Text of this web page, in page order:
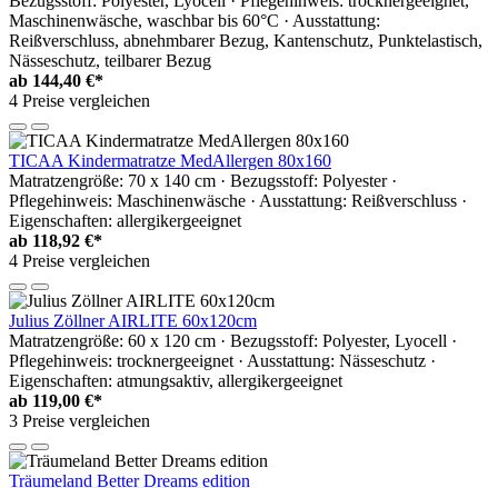
Maschinenwäsche, waschbar bis 60°C · Ausstattung:
Reißverschluss, abnehmbarer Bezug, Kantenschutz, Punktelastisch,
Nässeschutz, teilbarer Bezug
ab 144,40 €*
4 Preise vergleichen
TICAA Kindermatratze MedAllergen 80x160
Matratzengröße: 70 x 140 cm · Bezugsstoff: Polyester ·
Pflegehinweis: Maschinenwäsche · Ausstattung: Reißverschluss ·
Eigenschaften: allergikergeeignet
ab 118,92 €*
4 Preise vergleichen
Julius Zöllner AIRLITE 60x120cm
Matratzengröße: 60 x 120 cm · Bezugsstoff: Polyester, Lyocell ·
Pflegehinweis: trocknergeeignet · Ausstattung: Nässeschutz ·
Eigenschaften: atmungsaktiv, allergikergeeignet
ab 119,00 €*
3 Preise vergleichen
Träumeland Better Dreams edition